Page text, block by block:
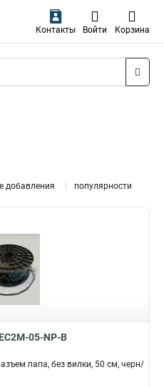
Контакты Войти Корзина
добавления популярности
05-NP-B
папа, без вилки, 50 см, черн/